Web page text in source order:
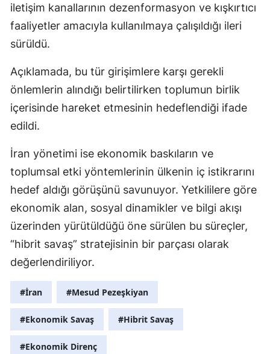
iletişim kanallarının dezenformasyon ve kışkırtıcı
faaliyetler amacıyla kullanılmaya çalışıldığı ileri
sürüldü.
Açıklamada, bu tür girişimlere karşı gerekli
önlemlerin alındığı belirtilirken toplumun birlik
içerisinde hareket etmesinin hedeflendiği ifade
edildi.
İran yönetimi ise ekonomik baskıların ve
toplumsal etki yöntemlerinin ülkenin iç istikrarını
hedef aldığı görüşünü savunuyor. Yetkililere göre
ekonomik alan, sosyal dinamikler ve bilgi akışı
üzerinden yürütüldüğü öne sürülen bu süreçler,
“hibrit savaş” stratejisinin bir parçası olarak
değerlendiriliyor.
#İran #Mesud Pezeşkiyan
#Ekonomik Savaş #Hibrit Savaş
#Ekonomik Direnç